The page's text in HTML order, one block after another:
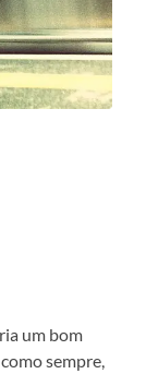
um bom
sempre,